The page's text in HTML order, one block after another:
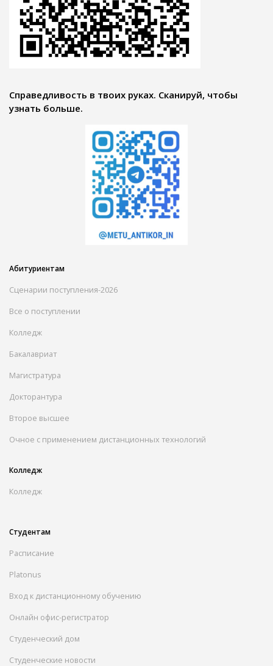
Справедливость в твоих руках. Сканируй, чтобы
узнать больше.
Абитуриентам
Сценарии поступления-2026
Все о поступлении
Колледж
Бакалавриат
Магистратура
Докторантура
Второе высшее
Очное с применением дистанционных технологий
Колледж
Колледж
Студентам
Расписание
Platonus
Вход к дистанционному обучению
Онлайн офис-регистратор
Студенческий дом
Студенческие новости